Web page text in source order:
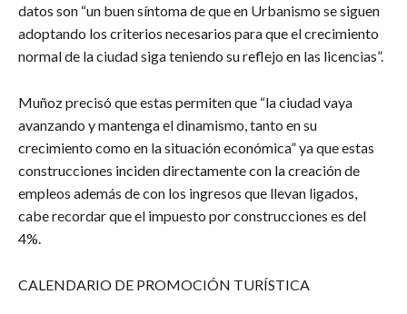
datos son “un buen síntoma de que en Urbanismo se siguen
adoptando los criterios necesarios para que el crecimiento
normal de la ciudad siga teniendo su reflejo en las licencias”.
Muñoz precisó que estas permiten que “la ciudad vaya
avanzando y mantenga el dinamismo, tanto en su
crecimiento como en la situación económica” ya que estas
construcciones inciden directamente con la creación de
empleos además de con los ingresos que llevan ligados,
cabe recordar que el impuesto por construcciones es del
4%.
CALENDARIO DE PROMOCIÓN TURÍSTICA